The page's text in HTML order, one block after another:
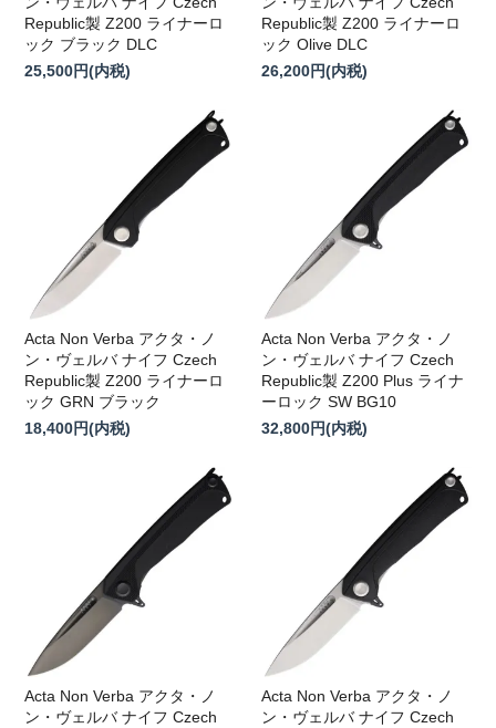
Republic製 Z200 ライナーロ
ック ブラック DLC
25,500円(内税)
Republic製 Z200 ライナーロ
ック Olive DLC
26,200円(内税)
Acta Non Verba アクタ・ノ
ン・ヴェルバ ナイフ Czech
Republic製 Z200 ライナーロ
ック GRN ブラック
18,400円(内税)
Acta Non Verba アクタ・ノ
ン・ヴェルバ ナイフ Czech
Republic製 Z200 Plus ライナ
ーロック SW BG10
32,800円(内税)
Acta Non Verba アクタ・ノ
ン・ヴェルバ ナイフ Czech
Acta Non Verba アクタ・ノ
ン・ヴェルバ ナイフ Czech